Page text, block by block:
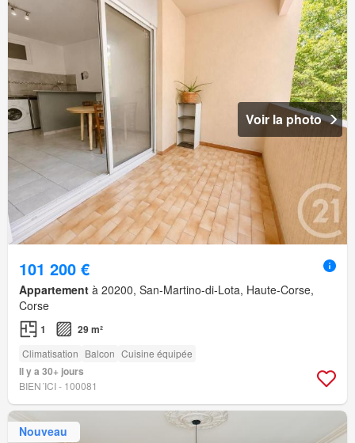
Voir la photo
101 200 €
Appartement à 20200, San-Martino-di-Lota, Haute-Corse,
Corse
1 29 m²
Climatisation Balcon Cuisine équipée
Il y a 30+ jours
BIEN´ICI - 100081
Nouveau